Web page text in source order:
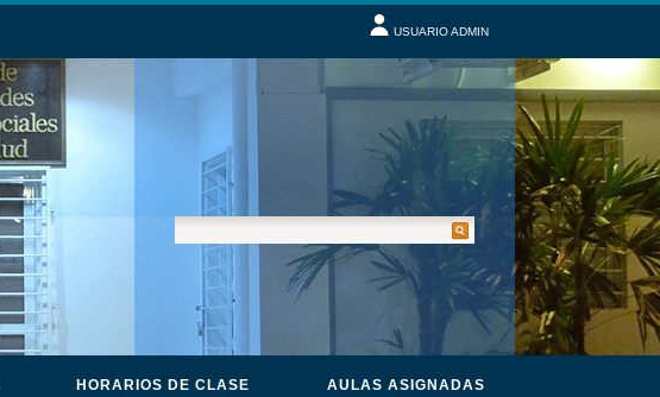
USUARIO ADMIN
HORARIOS DE CLASE AULAS ASIGNADAS